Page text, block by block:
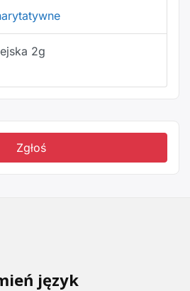
2g
Zgłoś
język